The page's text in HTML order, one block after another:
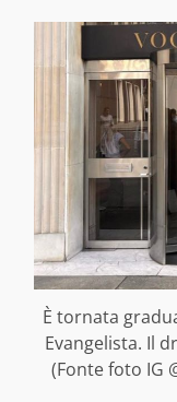
È tornata
Evangelista. Il
(Fonte foto IG